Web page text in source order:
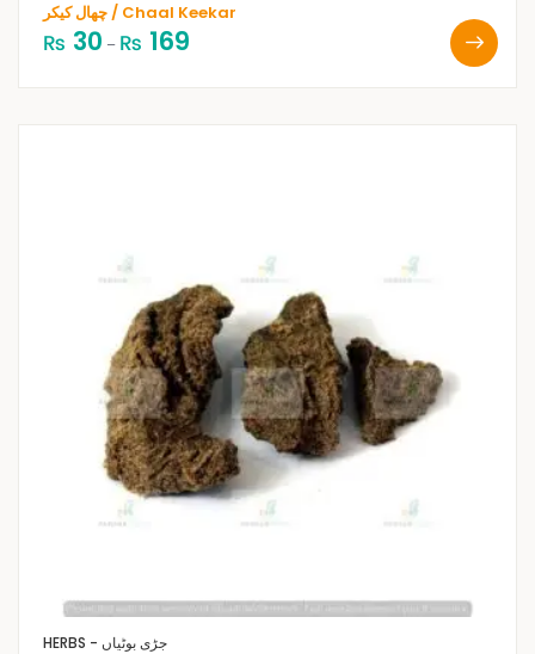
چھال کیکر / Chaal Keekar
₨ 30 – ₨ 169
HERBS - جڑی بوٹیاں